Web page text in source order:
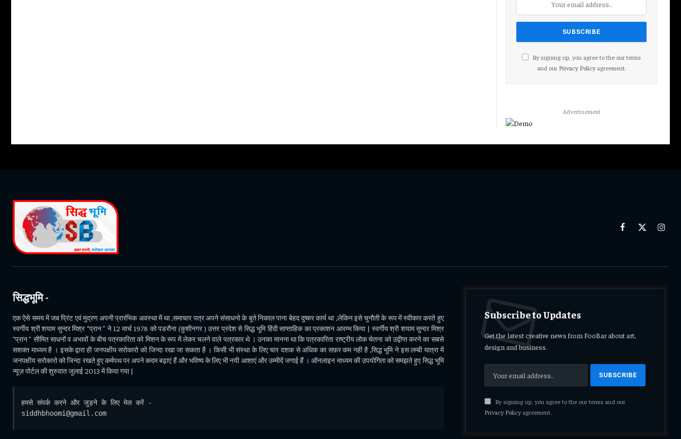
By signing up, you agree to the our terms
and our Privacy Policyagreement.
Advertisement
Facebook
X
सिद्धभूमि -
एक ऐसे समय में जब प्रिंट एवं मुद्रण अपनी प्रारंभिक अवस्था में था ,समाचार पत्र अपने संसाधनो के बूते निकाल पाना बेहद दुष्कर कार्य था ,लेकिन इसे चुनौती के रूप में स्वीकार करते हुए
स्वर्गीय श्री शयाम सुन्दर मिश्र “प्रान ” ने 12 मार्च 1978 को पडरौना (कुशीनगर ) उत्तर प्रदेश से सिद्ध भूमि हिंदी साप्ताहिक का प्रकाशन आरम्भ किया | स्वर्गीय श्री शयाम सुन्दर मिश्र
“प्रान ” सीमित साधनों व अभावों के बीच पत्रकारिता को मिशन के रूप में लेकर चलने वाले पत्रकार थे । उनका मानना था कि पत्रकारिता राष्ट्रीय लोक चेतना को उद्वीप्त करने का सबसे
सशक्त माध्यम है । इसके द्वारा ही जनपक्षीय सरोकारो को जिन्दा रखा जा सकता है । किसी भी संस्था के लिए चार दशक से अधिक का सफ़र कम नही है ,सिद्ध भूमि ने इस लम्बी यात्रा में
जनपक्षीय सरोकारो को जिन्दा रखते हुए कर्मपथ पर अपने कदम बढ़ाएं हैं और भविष्य के लिए भी नयी आशाएं और उम्मीदें जगाई हैं । ऑनलाइन माध्यम की उपयोगिता को समझते हुए सिद्ध भूमि
न्यूज़ पोर्टल की शुरुवात जुलाई 2013 में किया गया |
हमसे संपर्क करने और जुड़ने के लिए मेल करें -
siddhbhoomi@gmail.com
Subscribe to Updates
Get the latest creative news from FooBar about art,
design and business.
By signing up, you agree to the our terms and our
Privacy Policyagreement.